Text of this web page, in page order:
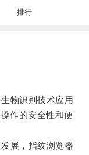
排行
物识别技术应用
作的安全性和便
展，指纹浏览器